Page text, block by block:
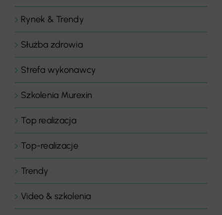
Rynek & Trendy
Służba zdrowia
Strefa wykonawcy
Szkolenia Murexin
Top realizacja
Top-realizacje
Trendy
Video & szkolenia